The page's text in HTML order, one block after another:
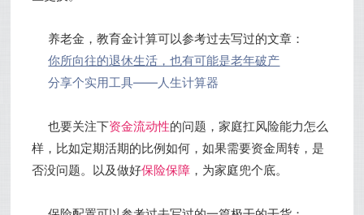
养老金，教育金计算可以参考过去写过的文章：
你所向往的退休生活，也有可能是老年破产
分享个实用工具——人生计算器
也要关注下资金流动性的问题，家庭扛风险能力怎么
样， 比如定期活期的比例如何，如果需要资金周转，是
否没问题。以及做好保险保障 ，为家庭兜个底。